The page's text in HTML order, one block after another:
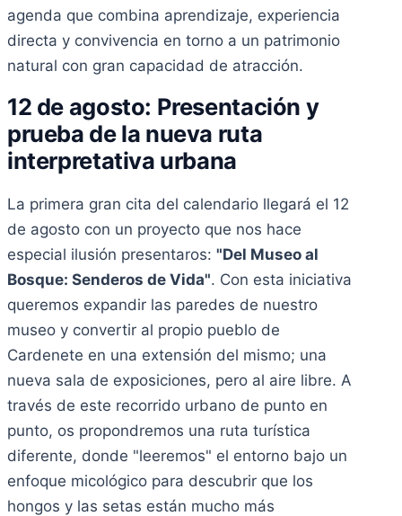
agenda que combina aprendizaje, experiencia
directa y convivencia en torno a un patrimonio
natural con gran capacidad de atracción.
12 de agosto: Presentación y
prueba de la nueva ruta
interpretativa urbana
La primera gran cita del calendario llegará el 12
de agosto con un proyecto que nos hace
especial ilusión presentaros: "Del Museo al
Bosque: Senderos de Vida". Con esta iniciativa
queremos expandir las paredes de nuestro
museo y convertir al propio pueblo de
Cardenete en una extensión del mismo; una
nueva sala de exposiciones, pero al aire libre. A
través de este recorrido urbano de punto en
punto, os propondremos una ruta turística
diferente, donde "leeremos" el entorno bajo un
enfoque micológico para descubrir que los
hongos y las setas están mucho más